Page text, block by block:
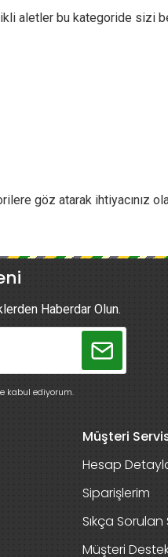
aletler bu kategoride sizi
göz atarak ihtiyacınız
Haberdar Olun.
kabul ediyorum.
Müşteri
Hesap
Siparişlerim
Sıkça
Müşteri